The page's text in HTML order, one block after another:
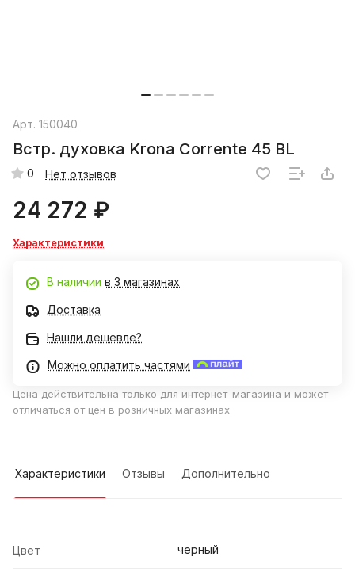
Арт. 150040
Встр. духовка Krona Corrente 45 BL
0 Нет отзывов
24 272 ₽
Характеристики
В наличии в 3 магазинах
Доставка
Нашли дешевле?
Можно оплатить частями
Цена действительна только для интернет-магазина и может
отличаться от цен в розничных магазинах
Характеристики Отзывы Дополнительно
Цвет черный